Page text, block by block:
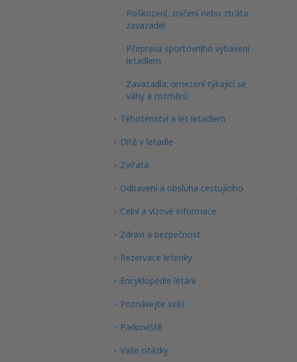
Poškození, zničení nebo ztráta
zavazadel
Přeprava sportovního vybavení
letadlem
Zavazadla: omezení týkající se
váhy a rozměrů
Těhotenství a let letadlem
Dítě v letadle
Zvířata
Odbavení a obsluha cestujícího
Celní a vízové informace
Zdraví a bezpečnost
Rezervace letenky
Encyklopedie létání
Poznávejte svět
Parkoviště
Vaše otázky